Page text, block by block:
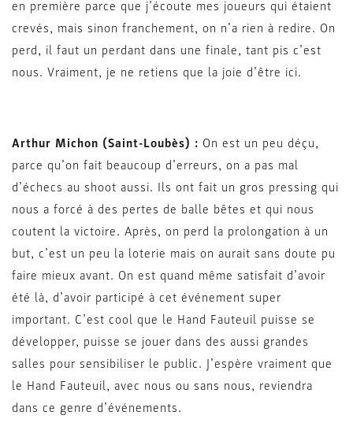
en première parce que j’écoute mes joueurs qui étaient
crevés, mais sinon franchement, on n’a rien à redire. On
perd, il faut un perdant dans une finale, tant pis c’est
nous. Vraiment, je ne retiens que la joie d’être ici.
Arthur Michon (Saint-Loubès) : On est un peu déçu,
parce qu’on fait beaucoup d’erreurs, on a pas mal
d’échecs au shoot aussi. Ils ont fait un gros pressing qui
nous a forcé à des pertes de balle bêtes et qui nous
coutent la victoire. Après, on perd la prolongation à un
but, c’est un peu la loterie mais on aurait sans doute pu
faire mieux avant. On est quand même satisfait d’avoir
été là, d’avoir participé à cet événement super
important. C’est cool que le Hand Fauteuil puisse se
développer, puisse se jouer dans des aussi grandes
salles pour sensibiliser le public. J’espère vraiment que
le Hand Fauteuil, avec nous ou sans nous, reviendra
dans ce genre d’événements.